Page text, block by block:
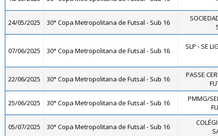
24/05/2025 30° Copa Metropolitana de Futsal - Sub 16
07/06/2025 30° Copa Metropolitana de Futsal - Sub 16 SLP - SE
22/06/2025 30° Copa Metropolitana de Futsal - Sub 16
PASSE
25/06/2025 30° Copa Metropolitana de Futsal - Sub 16
PMMG/
05/07/2025 30° Copa Metropolitana de Futsal - Sub 16